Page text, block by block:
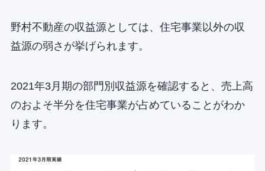
野村不動産の収益源としては、住宅事業以外の収
益源の弱さが挙げられます。
2021年3月期の部門別収益源を確認すると、売上高
のおよそ半分を住宅事業が占めていることがわか
ります。